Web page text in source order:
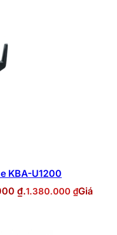
KBA-U1200
₫.1.380.000 ₫Giá